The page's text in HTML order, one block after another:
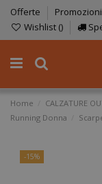
Offerte Promozioni
Wishlist ()
Home CALZATURE
Running Donna
-15%